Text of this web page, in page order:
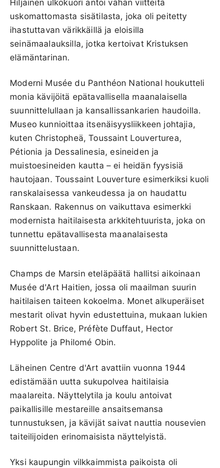
Hiljainen ulkokuori antoi vähän viitteitä
uskomattomasta sisätilasta, joka oli peitetty
ihastuttavan värikkäillä ja eloisilla
seinämaalauksilla, jotka kertoivat Kristuksen
elämäntarinan.
Moderni Musée du Panthéon National houkutteli
monia kävijöitä epätavallisella maanalaisella
suunnittelullaan ja kansallissankarien haudoilla.
Museo kunnioittaa itsenäisyysliikkeen johtajia,
kuten Christopheä, Toussaint Louverturea,
Pétionia ja Dessalinesia, esineiden ja
muistoesineiden kautta – ei heidän fyysisiä
hautojaan. Toussaint Louverture esimerkiksi kuoli
ranskalaisessa vankeudessa ja on haudattu
Ranskaan. Rakennus on vaikuttava esimerkki
modernista haitilaisesta arkkitehtuurista, joka on
tunnettu epätavallisesta maanalaisesta
suunnittelustaan.
Champs de Marsin eteläpäätä hallitsi aikoinaan
Musée d'Art Haitien, jossa oli maailman suurin
haitilaisen taiteen kokoelma. Monet alkuperäiset
mestarit olivat hyvin edustettuina, mukaan lukien
Robert St. Brice, Préfète Duffaut, Hector
Hyppolite ja Philomé Obin.
Läheinen Centre d'Art avattiin vuonna 1944
edistämään uutta sukupolvea haitilaisia
maalareita. Näyttelytila ja koulu antoivat
paikallisille mestareille ansaitsemansa
tunnustuksen, ja kävijät saivat nauttia nousevien
taiteilijoiden erinomaisista näyttelyistä.
Yksi kaupungin vilkkaimmista paikoista oli